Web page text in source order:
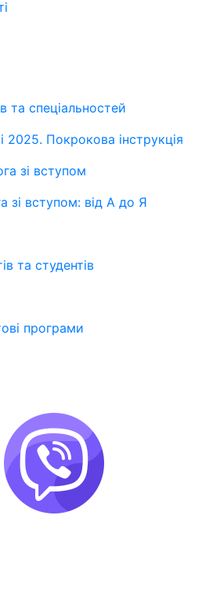
та спеціальностей
Покрокова інструкція
зі вступом
зі вступом: від А до Я
та студентів
програми